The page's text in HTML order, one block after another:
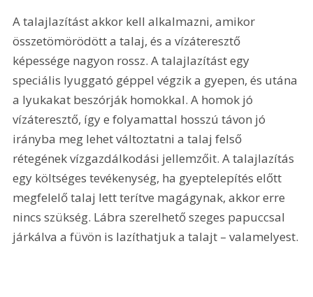
A talajlazítást akkor kell alkalmazni, amikor
összetömörödött a talaj, és a vízáteresztő
képessége nagyon rossz. A talajlazítást egy
speciális lyuggató géppel végzik a gyepen, és utána
a lyukakat beszórják homokkal. A homok jó
vízáteresztő, így e folyamattal hosszú távon jó
irányba meg lehet változtatni a talaj felső
rétegének vízgazdálkodási jellemzőit. A talajlazítás
egy költséges tevékenység, ha gyeptelepítés előtt
megfelelő talaj lett terítve magágynak, akkor erre
nincs szükség. Lábra szerelhető szeges papuccsal
járkálva a füvön is lazíthatjuk a talajt – valamelyest.